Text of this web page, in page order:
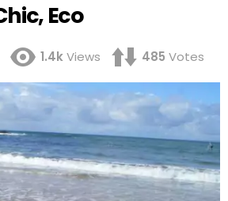
Eco
1.4kViews 485 Votes